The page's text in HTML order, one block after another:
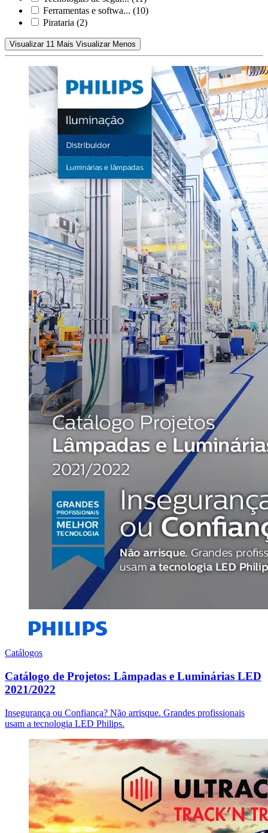
Ferramentas e softwa... (10)
Pirataria (2)
Visualizar 11 Mais Visualizar Menos
Catálogos
Catálogo de Projetos: Lâmpadas e Luminárias LED
2021/2022
Insegurança ou Confiança? Não arrisque. Grandes profissionais
usam a tecnologia LED Philips.